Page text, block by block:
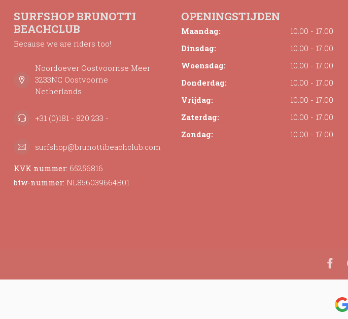
SURFSHOP BRUNOTTI
BEACHCLUB
Because we are riders too!
Noordoever Oostvoornse Meer
3233NC Oostvoorne
Netherlands
+31 (0)181 - 820 233 -
surfshop@brunottibeachclub.com
KVK nummer: 65256816
btw-nummer: NL856039664B01
OPENINGSTIJDEN
Maandag:
10.00 - 17.00
Dinsdag:
10.00 - 17.00
Woensdag:
10.00 - 17.00
Donderdag:
10.00 - 17.00
Vrijdag:
10.00 - 17.00
Zaterdag:
10.00 - 17.00
Zondag:
10.00 - 17.00